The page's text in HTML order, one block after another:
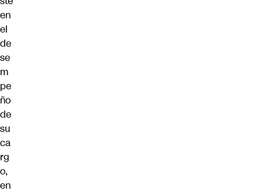
en
el
de
se
m
pe
ño
de
su
ca
rg
o,
en